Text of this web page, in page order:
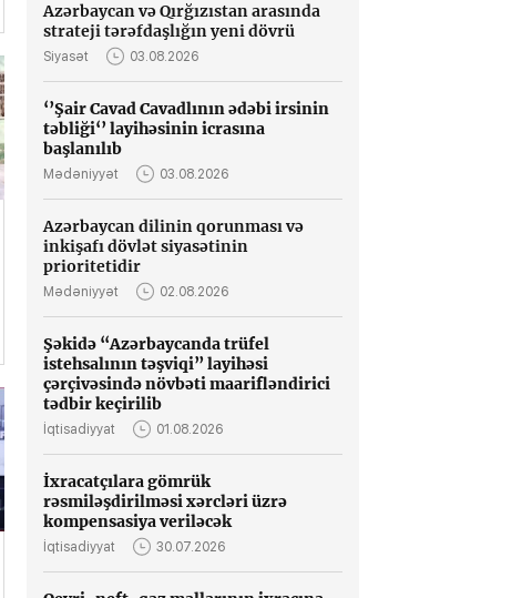
Azərbaycan və Qırğızıstan arasında
strateji tərəfdaşlığın yeni dövrü
Siyasət 03.08.2026
‘’Şair Cavad Cavadlının ədəbi irsinin
təbliği‘’ layihəsinin icrasına
başlanılıb
Mədəniyyət 03.08.2026
Azərbaycan dilinin qorunması və
inkişafı dövlət siyasətinin
prioritetidir
Mədəniyyət 02.08.2026
Şəkidə “Azərbaycanda trüfel
istehsalının təşviqi” layihəsi
çərçivəsində növbəti maarifləndirici
tədbir keçirilib
İqtisadiyyat 01.08.2026
İxracatçılara gömrük
rəsmiləşdirilməsi xərcləri üzrə
kompensasiya veriləcək
İqtisadiyyat 30.07.2026